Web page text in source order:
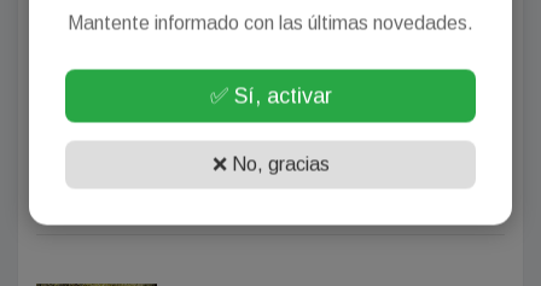
Fuente:www.magazineradio.ar
Mantente informado con las últimas novedades.
✅ Sí, activar
❌ No, gracias